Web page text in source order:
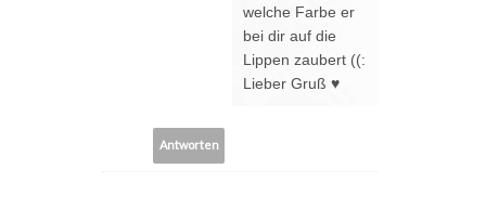
welche Farbe er
bei dir auf die
Lippen zaubert ((:
Lieber Gruß ♥
Antworten